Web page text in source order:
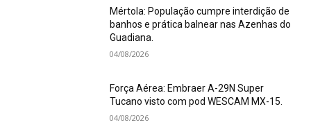
Mértola: População cumpre interdição de
banhos e prática balnear nas Azenhas do
Guadiana.
04/08/2026
Força Aérea: Embraer A-29N Super
Tucano visto com pod WESCAM MX-15.
04/08/2026